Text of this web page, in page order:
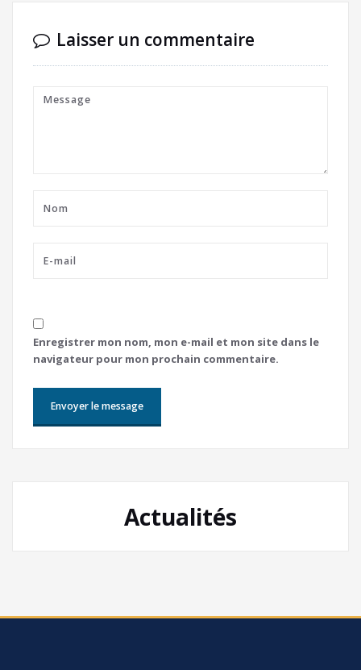
Laisser un commentaire
Enregistrer mon nom, mon e-mail et mon site dans le
navigateur pour mon prochain commentaire.
Actualités